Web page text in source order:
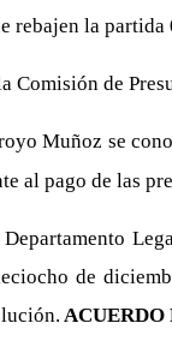
rebajen la
Comisión de
Muñoz se
al pago de las
Departamento
de
ACUERDO